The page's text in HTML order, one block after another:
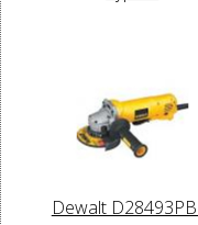
Dewalt